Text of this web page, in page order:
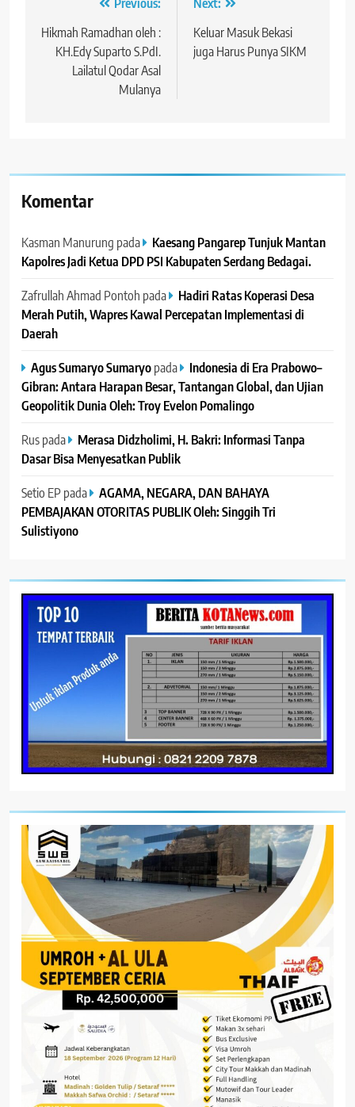
Navigasi
pos
Hikmah Ramadhan oleh :
KH.Edy Suparto S.PdI.
Lailatul Qodar Asal
Mulanya
Keluar Masuk Bekasi
juga Harus Punya SIKM
Komentar
Kasman Manurung pada
Kaesang Pangarep Tunjuk Mantan
Kapolres Jadi Ketua DPD PSI Kabupaten Serdang Bedagai. ‎ ‎
Zafrullah Ahmad Pontoh pada
Hadiri Ratas Koperasi Desa
Merah Putih, Wapres Kawal Percepatan Implementasi di
Daerah
Agus Sumaryo Sumaryopada
Indonesia di Era Prabowo–
Gibran: Antara Harapan Besar, Tantangan Global, dan Ujian
Geopolitik Dunia Oleh: Troy Evelon Pomalingo
Ruspada
Merasa Didzholimi, H. Bakri: Informasi Tanpa
Dasar Bisa Menyesatkan Publik
Setio EP pada
AGAMA, NEGARA, DAN BAHAYA
PEMBAJAKAN OTORITAS PUBLIK Oleh: Singgih Tri
Sulistiyono